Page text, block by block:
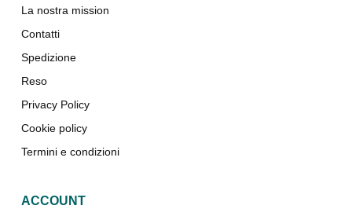
La nostra mission
Contatti
Spedizione
Reso
Privacy Policy
Cookie policy
Termini e condizioni
ACCOUNT